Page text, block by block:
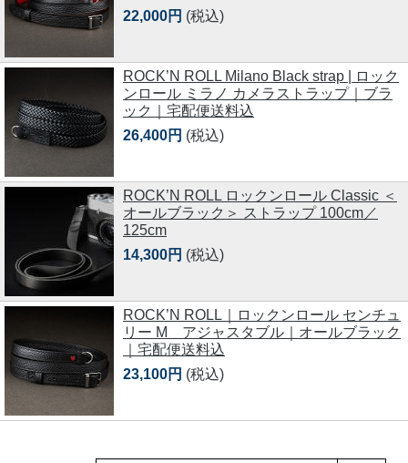
22,000円 (税込)
ROCK’N ROLL Milano Black strap | ロック
ンロール ミラノ カメラストラップ｜ブラ
ック｜宅配便送料込
26,400円 (税込)
ROCK’N ROLL ロックンロール Classic ＜
オールブラック＞ ストラップ 100cm／
125cm
14,300円 (税込)
ROCK’N ROLL｜ロックンロール センチュ
リー M アジャスタブル｜オールブラック
｜宅配便送料込
23,100円 (税込)